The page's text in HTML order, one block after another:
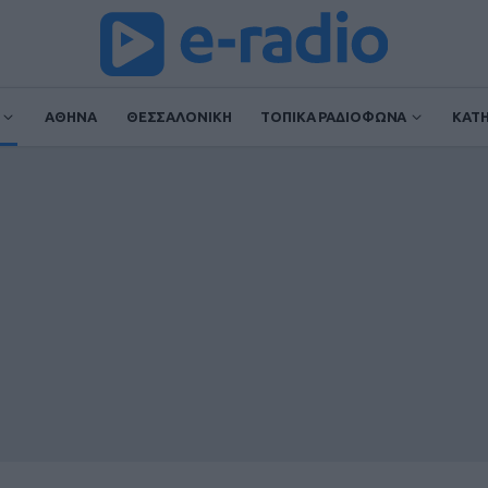
ΑΘΗΝΑ ΘΕΣΣΑΛΟΝΙΚΗ ΤΟΠΙΚΑ ΡΑΔΙΟΦΩΝΑ